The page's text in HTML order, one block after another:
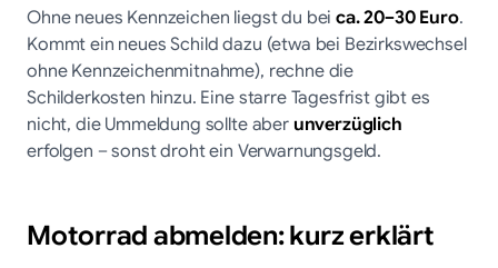
Ohne neues Kennzeichen liegst du beica. 20–30 Euro.
Kommt ein neues Schild dazu (etwa bei Bezirkswechsel
ohne Kennzeichenmitnahme), rechne die
Schilderkosten hinzu. Eine starre Tagesfrist gibt es
nicht, die Ummeldung sollte aberunverzüglich
erfolgen – sonst droht ein Verwarnungsgeld.
Motorrad abmelden: kurz erklärt